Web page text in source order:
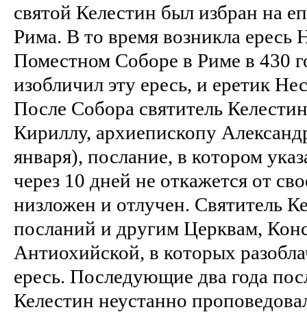
святой Келестин был избран на
Рима. В то время возникла ересь
Поместном Соборе в Риме в 430
изобличил эту ересь, и еретик
После Собора святитель
Кириллу, архиепископу
января), послание, в котором
через 10 дней не откажется от
низложен и отлучен. Святитель
посланий и другим Церквам,
Антиохийской, в которых
ересь. Последующие два года
Келестин неустанно